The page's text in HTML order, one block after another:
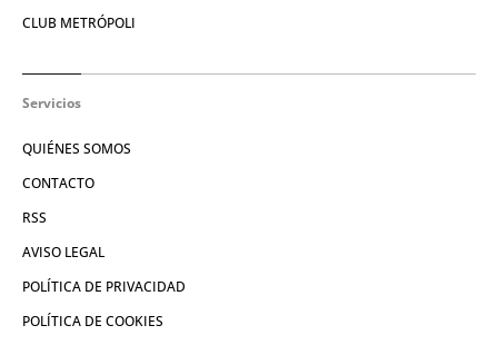
CLUB METRÓPOLI
Servicios
QUIÉNES SOMOS
CONTACTO
RSS
AVISO LEGAL
POLÍTICA DE PRIVACIDAD
POLÍTICA DE COOKIES